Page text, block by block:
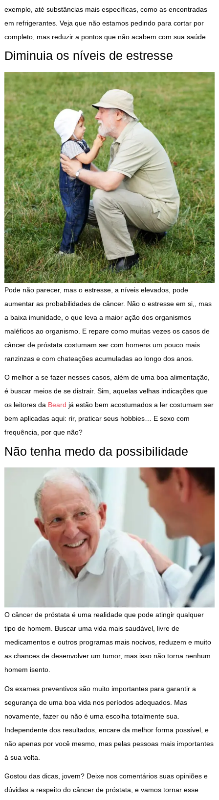
exemplo, até substâncias mais específicas, como as encontradas
em refrigerantes. Veja que não estamos pedindo para cortar por
completo, mas reduzir a pontos que não acabem com sua saúde.
Diminuia os níveis de estresse
Pode não parecer, mas o estresse, a níveis elevados, pode
aumentar as probabilidades de câncer. Não o estresse em si,, mas
a baixa imunidade, o que leva a maior ação dos organismos
maléficos ao organismo. E repare como muitas vezes os casos de
câncer de próstata costumam ser com homens um pouco mais
ranzinzas e com chateações acumuladas ao longo dos anos.
O melhor a se fazer nesses casos, além de uma boa alimentação,
é buscar meios de se distrair. Sim, aquelas velhas indicações que
os leitores da Beard já estão bem acostumados a ler costumam ser
bem aplicadas aqui: rir, praticar seus hobbies… E sexo com
frequência, por que não?
Não tenha medo da possibilidade
O câncer de próstata é uma realidade que pode atingir qualquer
tipo de homem. Buscar uma vida mais saudável, livre de
medicamentos e outros programas mais nocivos, reduzem e muito
as chances de desenvolver um tumor, mas isso não torna nenhum
homem isento.
Os exames preventivos são muito importantes para garantir a
segurança de uma boa vida nos períodos adequados. Mas
novamente, fazer ou não é uma escolha totalmente sua.
Independente dos resultados, encare da melhor forma possível, e
não apenas por você mesmo, mas pelas pessoas mais importantes
à sua volta.
Gostou das dicas, jovem? Deixe nos comentários suas opiniões e
dúvidas a respeito do câncer de próstata, e vamos tornar esse